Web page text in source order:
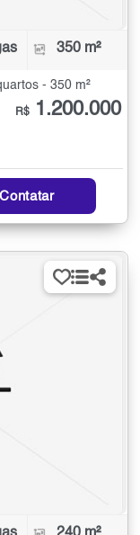
350 m²
- 350 m²
R$ 1.200.000
Contatar